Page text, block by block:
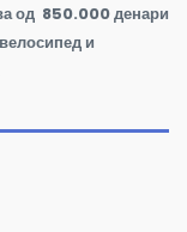
од 850.000 денари
и